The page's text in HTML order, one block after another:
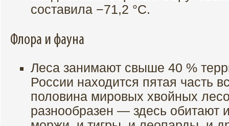
составила −71,2 °C.
Флора и фауна
Леса занимают свыше 40 %
России находится пятая часть
половина мировых хвойных
разнообразен — здесь обитают